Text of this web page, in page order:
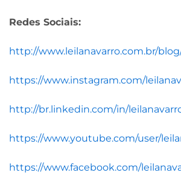
Redes Sociais:
http://www.leilanavarro.com.br/
https://www.instagram.com/
http://br.linkedin.com/in/
https://www.youtube.com/user/
https://www.facebook.com/